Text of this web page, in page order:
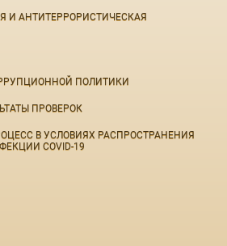
И АНТИТЕРРОРИСТИЧЕСКАЯ
ПОЛИТИКИ
ПРОВЕРОК
В УСЛОВИЯХ РАСПРОСТРАНЕНИЯ
COVID-19